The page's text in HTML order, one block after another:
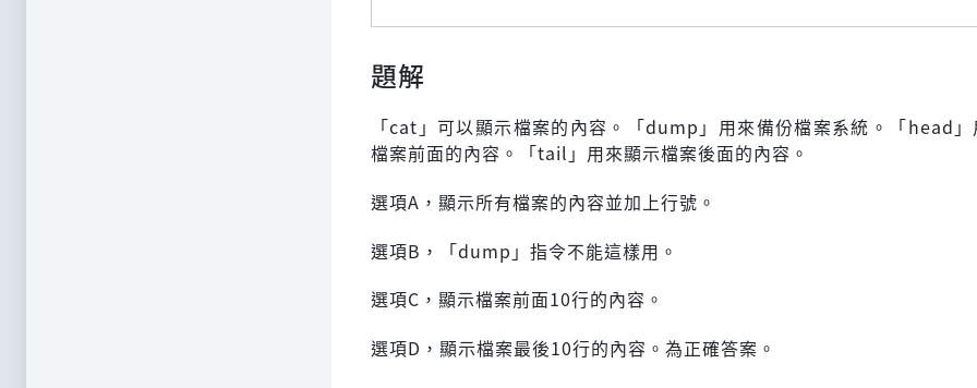
題解
「cat」可以顯示檔案的內容。「dump」用來備份檔案系統。「head」
檔案前面的內容。「tail」用來顯示檔案後面的內容。
選項A，顯示所有檔案的內容並加上行號。
選項B，「dump」指令不能這樣用。
選項C，顯示檔案前面10行的內容。
選項D，顯示檔案最後10行的內容。為正確答案。